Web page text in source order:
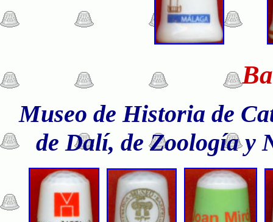
Museo de Historia de
de Dalí, de Zoología y